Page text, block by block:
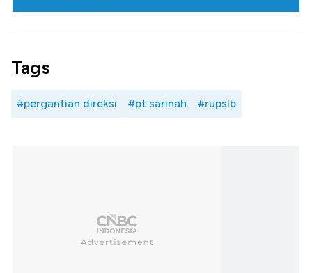
Tags
#pergantian direksi #pt sarinah #rupslb